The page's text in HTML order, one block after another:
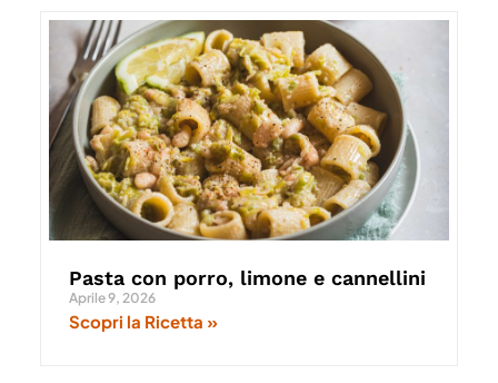
Pasta con porro, limone e cannellini
Aprile 9, 2026
Scopri la Ricetta »